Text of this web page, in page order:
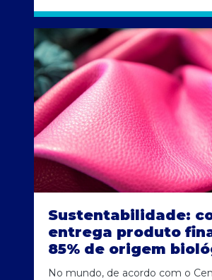
Sustentabilidade:
entrega produto
85% de origem
No mundo, de acordo com o